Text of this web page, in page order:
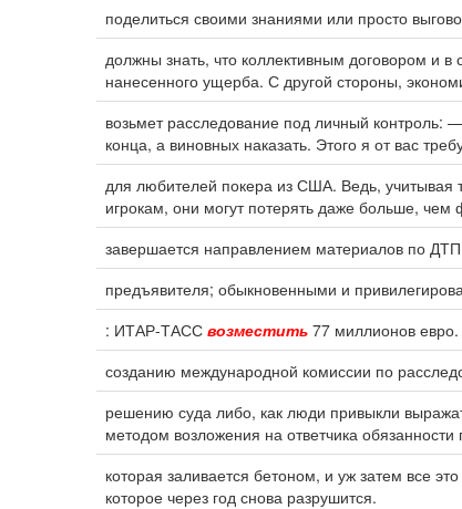
поделиться своими знаниями или просто
должны знать, что коллективным договором и
нанесенного ущерба. С другой стороны,
возьмет расследование под личный
конца, а виновных наказать. Этого я от вас
для любителей покера из США. Ведь, учитывая
игрокам, они могут потерять даже больше, чем
завершается направлением материалов по
предъявителя; обыкновенными и
: ИТАР-ТАСС возместить 77 миллионов
созданию международной комиссии по
решению суда либо, как люди привыкли
методом возложения на ответчика
которая заливается бетоном, и уж затем все
которое через год снова разрушится.